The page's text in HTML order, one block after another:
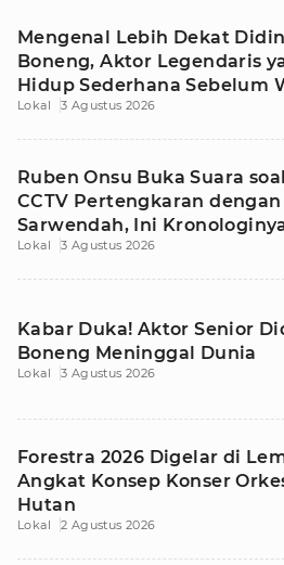
Mengenal Lebih Dekat
Boneng, Aktor Legendaris
Hidup Sederhana Sebelum
Lokal 3 Agustus 2026
Ruben Onsu Buka Suara
CCTV Pertengkaran dengan
Sarwendah, Ini
Lokal 3 Agustus 2026
Kabar Duka! Aktor Senior
Boneng Meninggal Dunia
Lokal 3 Agustus 2026
Forestra 2026 Digelar di
Angkat Konsep Konser
Hutan
Lokal 2 Agustus 2026